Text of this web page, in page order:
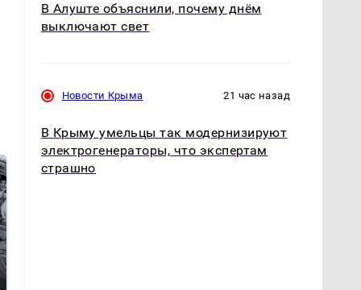
В Алуште объяснили, почему днём
выключают свет
Новости Крыма 21 час назад
В Крыму умельцы так модернизируют
электрогенераторы, что экспертам
страшно